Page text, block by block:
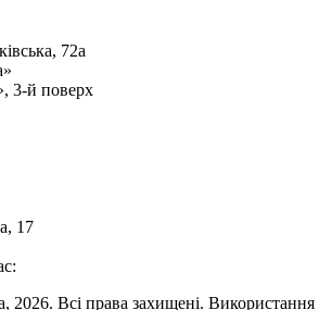
72а
3-й поверх
17
Всі права захищені. Використання